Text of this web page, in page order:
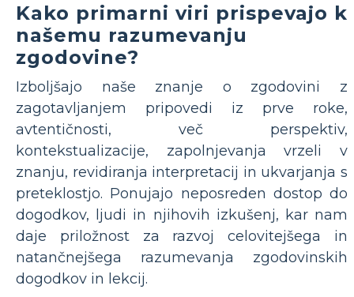
Kako primarni viri prispevajo k
našemu razumevanju
zgodovine?
Izboljšajo naše znanje o zgodovini z
zagotavljanjem pripovedi iz prve roke,
avtentičnosti, več perspektiv,
kontekstualizacije, zapolnjevanja vrzeli v
znanju, revidiranja interpretacij in ukvarjanja s
preteklostjo. Ponujajo neposreden dostop do
dogodkov, ljudi in njihovih izkušenj, kar nam
daje priložnost za razvoj celovitejšega in
natančnejšega razumevanja zgodovinskih
dogodkov in lekcij.